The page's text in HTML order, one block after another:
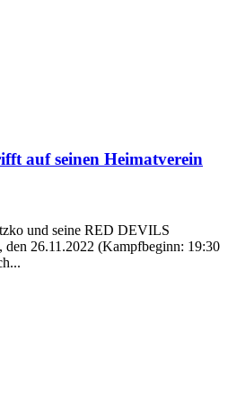
auf seinen Heimatverein
und seine RED DEVILS
den 26.11.2022 (Kampfbeginn: 19:30